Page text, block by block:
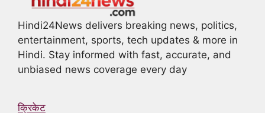
Hindi24News delivers breaking news, politics,
entertainment, sports, tech updates & more in
Hindi. Stay informed with fast, accurate, and
unbiased news coverage every day
क्रिकेट